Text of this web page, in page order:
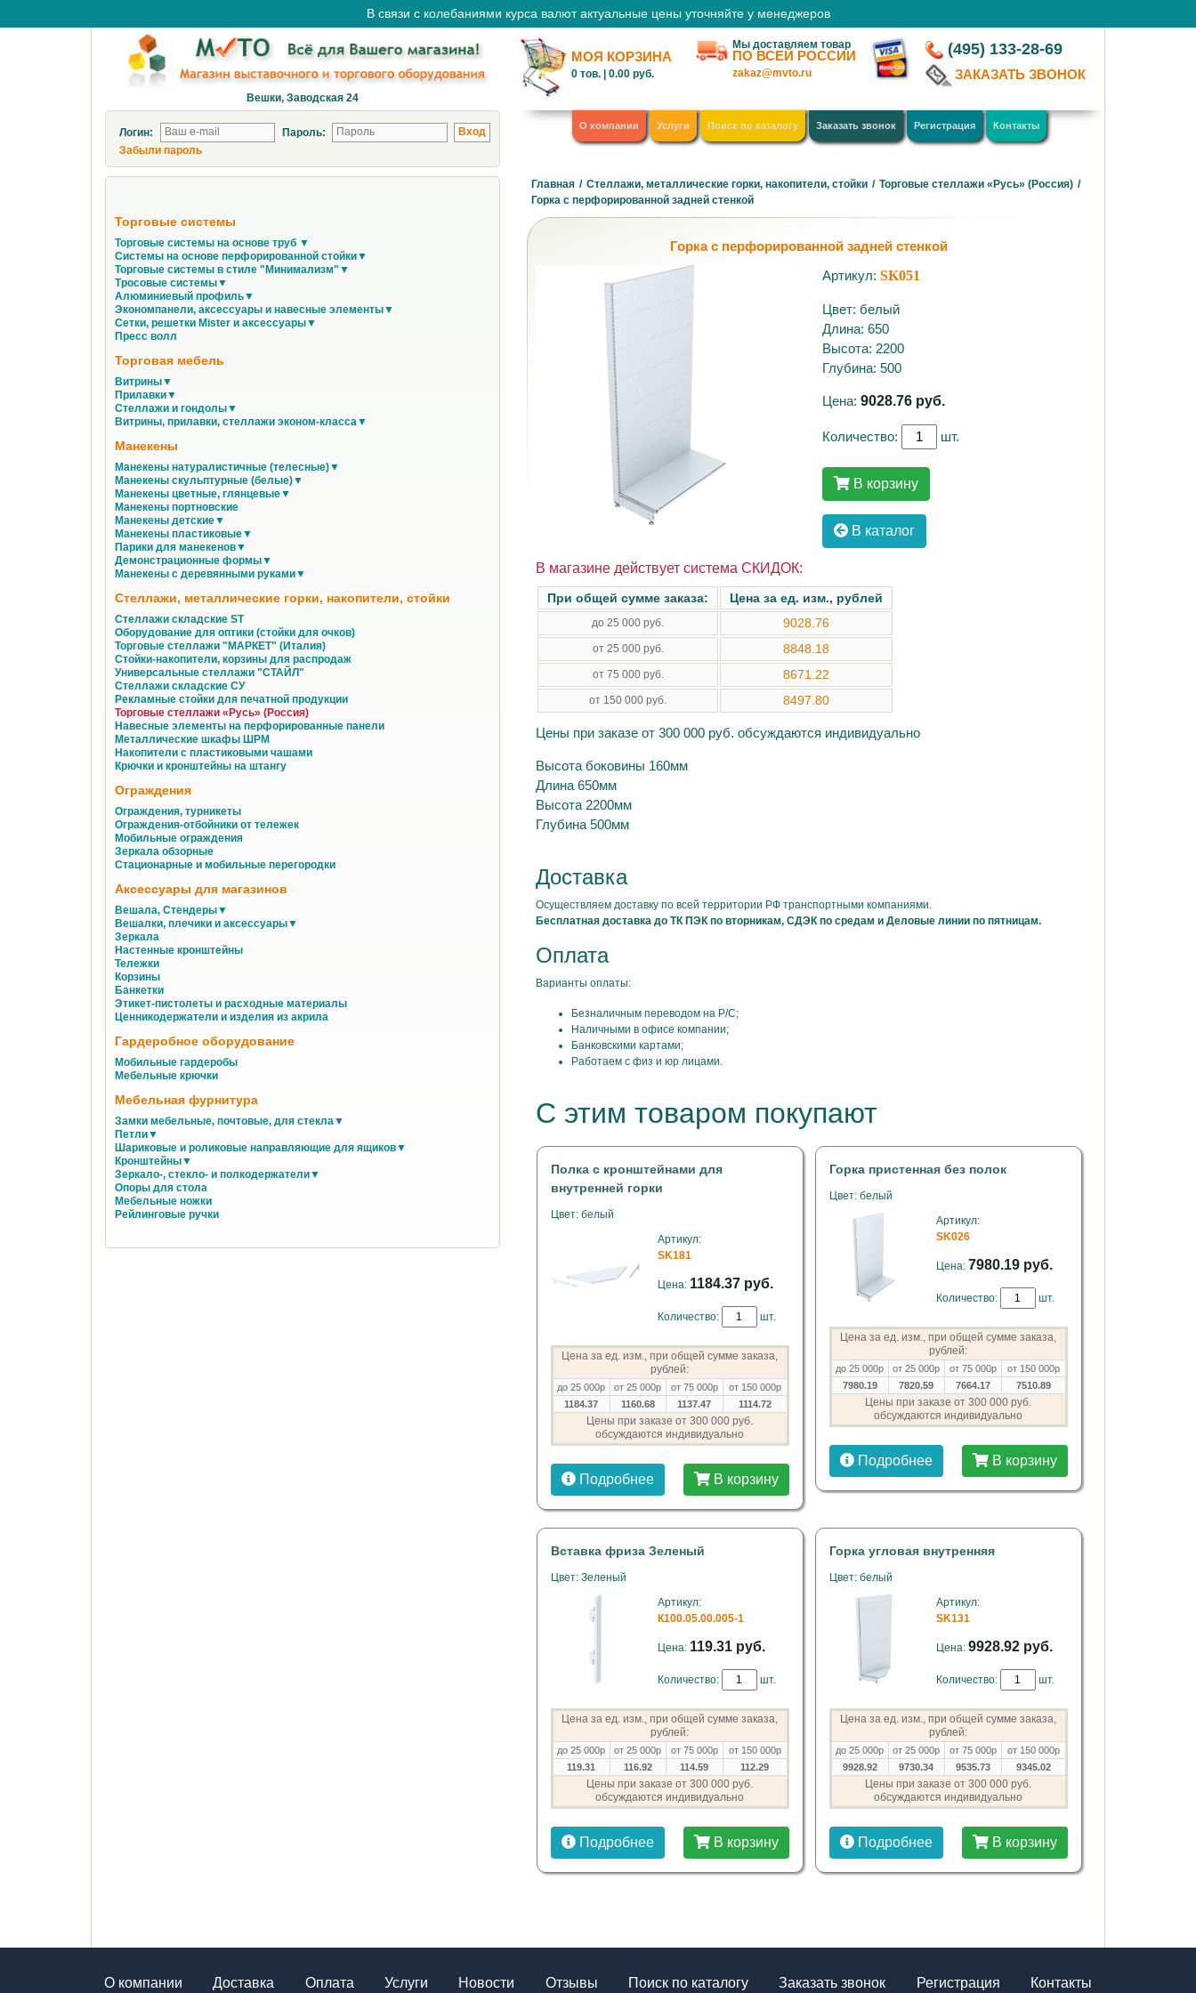
В связи с колебаниями курса валют актуальные цены уточняйте у менеджеров
Вешки, Заводская 24
МОЯ КОРЗИНА
0 тов. |0.00 руб.
Мы доставляем товар
ПО ВСЕЙ РОССИИ
zakaz@mvto.ru
(495) 133-28-69
ЗАКАЗАТЬ ЗВОНОК
Логин:
Пароль:
Забыли пароль
О компании Услуги Поиск по каталогу Заказать звонок Регистрация Контакты
Торговые системы
Торговые системы на основе труб ▼
Системы на основе перфорированной стойки▼
Торговые системы в стиле "Минимализм"▼
Тросовые системы▼
Алюминиевый профиль▼
Экономпанели, аксессуары и навесные элементы▼
Сетки, решетки Mister и аксессуары▼
Пресс волл
Торговая мебель
Витрины▼
Прилавки▼
Стеллажи и гондолы▼
Витрины, прилавки, стеллажи эконом-класса▼
Манекены
Манекены натуралистичные (телесные)▼
Манекены скульптурные (белые)▼
Манекены цветные, глянцевые▼
Манекены портновские
Манекены детские▼
Манекены пластиковые▼
Парики для манекенов▼
Демонстрационные формы▼
Манекены с деревянными руками▼
Стеллажи, металлические горки, накопители, стойки
Стеллажи складские ST
Оборудование для оптики (стойки для очков)
Торговые стеллажи "МАРКЕТ" (Италия)
Стойки-накопители, корзины для распродаж
Универсальные стеллажи "СТАЙЛ"
Стеллажи складские СУ
Рекламные стойки для печатной продукции
Торговые стеллажи «Русь» (Россия)
Навесные элементы на перфорированные панели
Металлические шкафы ШРМ
Накопители с пластиковыми чашами
Крючки и кронштейны на штангу
Ограждения
Ограждения, турникеты
Ограждения-отбойники от тележек
Мобильные ограждения
Зеркала обзорные
Стационарные и мобильные перегородки
Аксессуары для магазинов
Вешала, Стендеры▼
Вешалки, плечики и аксессуары▼
Зеркала
Настенные кронштейны
Тележки
Корзины
Банкетки
Этикет-пистолеты и расходные материалы
Ценникодержатели и изделия из акрила
Гардеробное оборудование
Мобильные гардеробы
Мебельные крючки
Мебельная фурнитура
Замки мебельные, почтовые, для стекла▼
Петли▼
Шариковые и роликовые направляющие для ящиков▼
Кронштейны▼
Зеркало-, стекло- и полкодержатели▼
Опоры для стола
Мебельные ножки
Рейлинговые ручки
Главная / Стеллажи, металлические горки, накопители, стойки / Торговые стеллажи «Русь» (Россия) /
Горка с перфорированной задней стенкой
Горка с перфорированной задней стенкой
Артикул:SK051
Цвет: белый
Длина: 650
Высота: 2200
Глубина: 500
Цена:9028.76 руб.
Количество: шт.
В корзину
В каталог
В магазине действует система СКИДОК:
При общей сумме заказа: Цена за ед. изм., рублей
до 25 000 руб. 9028.76
от 25 000 руб. 8848.18
от 75 000 руб. 8671.22
от 150 000 руб. 8497.80
Цены при заказе от 300 000 руб. обсуждаются индивидуально
Высота боковины 160мм
Длина 650мм
Высота 2200мм
Глубина 500мм
Доставка
Осуществляем доставку по всей территории РФ транспортными компаниями.
Бесплатная доставка до ТК ПЭК по вторникам, СДЭК по средам и Деловые линии по пятницам.
Оплата
Варианты оплаты:
Безналичным переводом на Р/С;
Наличными в офисе компании;
Банковскими картами;
Работаем с физ и юр лицами.
С этим товаром покупают
Полка с кронштейнами для
внутренней горки
Цвет: белый
Артикул:
SK181
Цена: 1184.37 руб.
Количество: шт.
Цена за ед. изм., при общей сумме заказа,
рублей:
до 25 000р от 25 000р от 75 000р
от 150 000р
1184.37
1160.68 1137.47 1114.72
Цены при заказе от 300 000 руб.
обсуждаются индивидуально
Подробнее В корзину
Горка пристенная без полок
Цвет: белый
Артикул:
SK026
Цена: 7980.19 руб.
Количество: шт.
Цена за ед. изм., при общей сумме заказа,
рублей:
до 25 000р от 25 000р от 75 000р
от 150 000р
7980.19
7820.59 7664.17 7510.89
Цены при заказе от 300 000 руб.
обсуждаются индивидуально
Подробнее В корзину
Вставка фриза Зеленый
Цвет: Зеленый
Артикул:
К100.05.00.005-1
Цена: 119.31 руб.
Количество: шт.
Цена за ед. изм., при общей сумме заказа,
рублей:
до 25 000р от 25 000р от 75 000р
от 150 000р
119.31
116.92 114.59 112.29
Цены при заказе от 300 000 руб.
обсуждаются индивидуально
Подробнее В корзину
Горка угловая внутренняя
Цвет: белый
Артикул:
SK131
Цена: 9928.92 руб.
Количество: шт.
Цена за ед. изм., при общей сумме заказа,
рублей:
до 25 000р от 25 000р от 75 000р
от 150 000р
9928.92
9730.34 9535.73 9345.02
Цены при заказе от 300 000 руб.
обсуждаются индивидуально
Подробнее В корзину
О компании Доставка Оплата Услуги Новости Отзывы Поиск по каталогу Заказать звонок Регистрация Контакты